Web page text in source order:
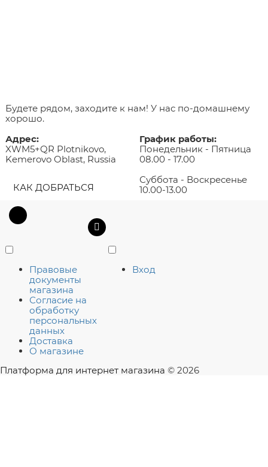
Будете рядом, заходите к нам! У нас по-домашнему
хорошо.
Адрес:
XWM5+QR Plotnikovo,
Kemerovo Oblast, Russia
КАК ДОБРАТЬСЯ
График работы:
Понедельник - Пятница
08.00 - 17.00
Суббота - Воскресенье
10.00-13.00
Правовые
документы
магазина
Согласие на
обработку
персональных
данных
Доставка
О магазине
Вход
Платформа для интернет магазина © 2026